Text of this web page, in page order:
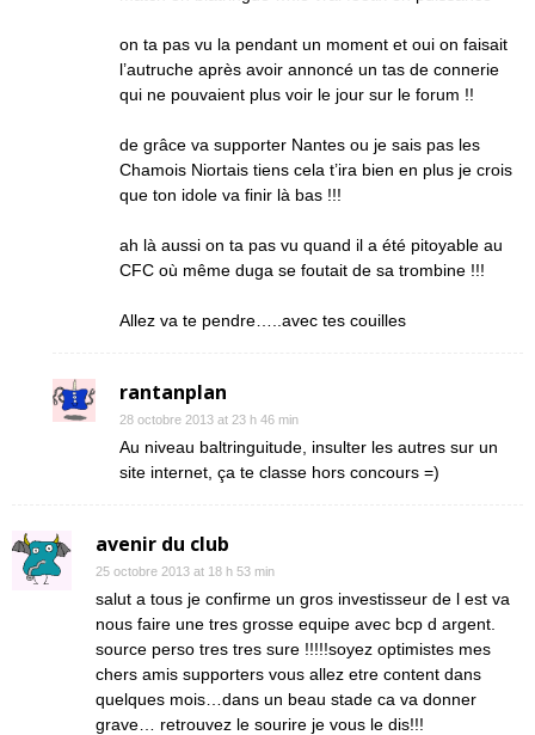
on ta pas vu la pendant un moment et oui on faisait
l’autruche après avoir annoncé un tas de connerie
qui ne pouvaient plus voir le jour sur le forum !!
de grâce va supporter Nantes ou je sais pas les
Chamois Niortais tiens cela t’ira bien en plus je crois
que ton idole va finir là bas !!!
ah là aussi on ta pas vu quand il a été pitoyable au
CFC où même duga se foutait de sa trombine !!!
Allez va te pendre…..avec tes couilles
rantanplan
28 octobre 2013 at 23 h 46 min
Au niveau baltringuitude, insulter les autres sur un
site internet, ça te classe hors concours =)
avenir du club
25 octobre 2013 at 18 h 53 min
salut a tous je confirme un gros investisseur de l est va
nous faire une tres grosse equipe avec bcp d argent.
source perso tres tres sure !!!!!soyez optimistes mes
chers amis supporters vous allez etre content dans
quelques mois…dans un beau stade ca va donner
grave… retrouvez le sourire je vous le dis!!!